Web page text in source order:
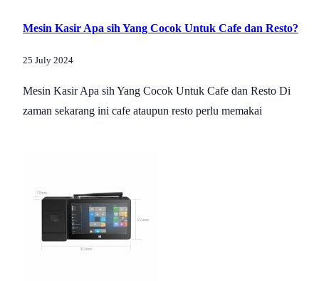
Mesin Kasir Apa sih Yang Cocok Untuk Cafe dan Resto?
25 July 2024
Mesin Kasir Apa sih Yang Cocok Untuk Cafe dan Resto Di
zaman sekarang ini cafe ataupun resto perlu memakai